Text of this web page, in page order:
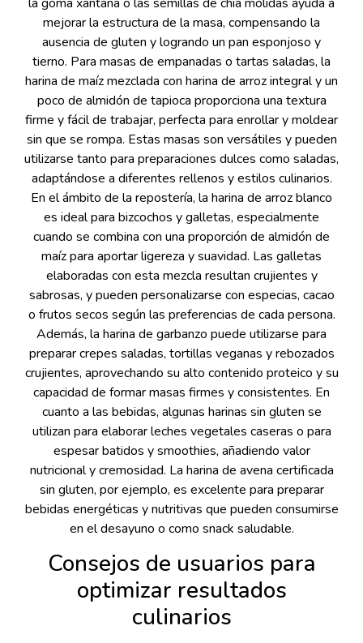
mejorar la estructura de la masa, compensando la
ausencia de gluten y logrando un pan esponjoso y
tierno. Para masas de empanadas o tartas saladas, la
harina de maíz mezclada con harina de arroz integral y un
poco de almidón de tapioca proporciona una textura
firme y fácil de trabajar, perfecta para enrollar y moldear
sin que se rompa. Estas masas son versátiles y pueden
utilizarse tanto para preparaciones dulces como saladas,
adaptándose a diferentes rellenos y estilos culinarios.
En el ámbito de la repostería, la harina de arroz blanco
es ideal para bizcochos y galletas, especialmente
cuando se combina con una proporción de almidón de
maíz para aportar ligereza y suavidad. Las galletas
elaboradas con esta mezcla resultan crujientes y
sabrosas, y pueden personalizarse con especias, cacao
o frutos secos según las preferencias de cada persona.
Además, la harina de garbanzo puede utilizarse para
preparar crepes saladas, tortillas veganas y rebozados
crujientes, aprovechando su alto contenido proteico y su
capacidad de formar masas firmes y consistentes. En
cuanto a las bebidas, algunas harinas sin gluten se
utilizan para elaborar leches vegetales caseras o para
espesar batidos y smoothies, añadiendo valor
nutricional y cremosidad. La harina de avena certificada
sin gluten, por ejemplo, es excelente para preparar
bebidas energéticas y nutritivas que pueden consumirse
en el desayuno o como snack saludable.
Consejos de usuarios para
optimizar resultados
culinarios